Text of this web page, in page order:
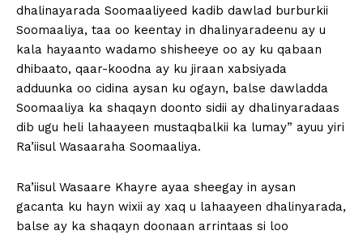
dhalinayarada Soomaaliyeed kadib dawlad burburkii
Soomaaliya, taa oo keentay in dhalinyaradeenu ay u
kala hayaanto wadamo shisheeye oo ay ku qabaan
dhibaato, qaar-koodna ay ku jiraan xabsiyada
adduunka oo cidina aysan ku ogayn, balse dawladda
Soomaaliya ka shaqayn doonto sidii ay dhalinyaradaas
dib ugu heli lahaayeen mustaqbalkii ka lumay” ayuu yiri
Ra’iisul Wasaaraha Soomaaliya.
Ra’iisul Wasaare Khayre ayaa sheegay in aysan
gacanta ku hayn wixii ay xaq u lahaayeen dhalinyarada,
balse ay ka shaqayn doonaan arrintaas si loo